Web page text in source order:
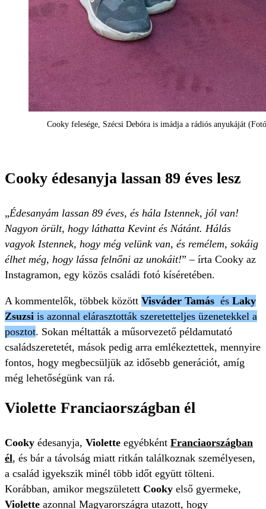
Cooky felesége, Szécsi Debóra is imádja a rádiós anyukáját
Cooky édesanyja lassan 89 éves lesz
„Édesanyám lassan 89 éves, és hála Istennek, jól van!
Nagyon örült, hogy láthatta Kevint és Nátánt. Hálás
vagyok Istennek, hogy még velünk van, és remélem, sokáig
élhet még, hogy lássa felnőni az unokáit!” – írta Cooky az
Instagramon, egy közös családi fotó kíséretében.
A kommentelők, többek között Visváder Tamás és Laky
Zsuzsi is azonnal elárasztották szeretetteljes üzenetekkel a
posztot. Sokan méltatták a műsorvezető példamutató
családszeretetét, mások pedig arra emlékeztettek, mennyire
fontos, hogy megbecsüljük az idősebb generációt, amíg
még lehetőségünk van rá.
Violette Franciaországban él
Cooky édesanyja, Violette egyébként Franciaországban
él, és bár a távolság miatt ritkán találkoznak személyesen,
a család igyekszik minél több időt együtt tölteni.
Korábban, amikor megszületett Cooky első gyermeke,
Violette azonnal Magyarországra utazott, hogy